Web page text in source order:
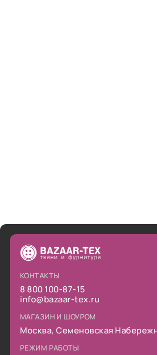
КОНТАКТЫ
8 800 100-87-15
info@bazaar-tex.ru
МАГАЗИН И ШОУРОМ
Москва, Семеновская
РЕЖИМ РАБОТЫ